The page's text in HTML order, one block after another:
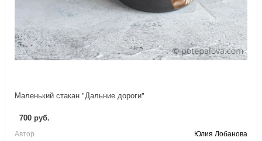
Маленький стакан "Дальние дороги"
700 руб.
Автор Юлия Лобанова